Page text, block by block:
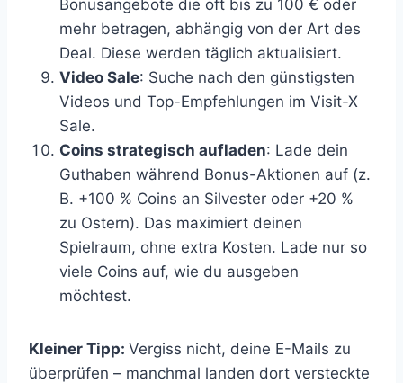
Bonusangebote die oft bis zu 100 € oder
mehr betragen, abhängig von der Art des
Deal. Diese werden täglich aktualisiert.
Video Sale: Suche nach den günstigsten
Videos und Top-Empfehlungen im Visit-X
Sale.
Coins strategisch aufladen: Lade dein
Guthaben während Bonus-Aktionen auf (z.
B. +100 % Coins an Silvester oder +20 %
zu Ostern). Das maximiert deinen
Spielraum, ohne extra Kosten. Lade nur so
viele Coins auf, wie du ausgeben
möchtest.
Kleiner Tipp: Vergiss nicht, deine E-Mails zu
überprüfen – manchmal landen dort versteckte